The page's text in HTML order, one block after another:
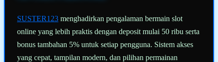
SUSTER123 menghadirkan pengalaman bermain slot
online yang lebih praktis dengan deposit mulai 50 ribu serta
bonus tambahan 5% untuk setiap pengguna. Sistem akses
yang cepat, tampilan modern, dan pilihan permainan